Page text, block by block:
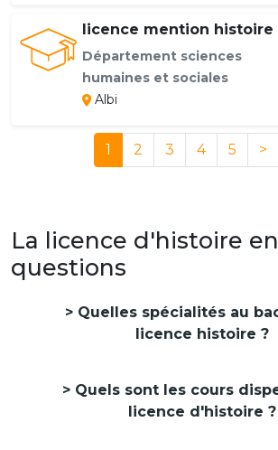
licence mention histoire
Département sciences
humaines et sociales
Albi
1 2 3 4 5 >
La licence d'histoire en
questions
Quelles spécialités au bac pour la
licence histoire ?
licence d'histoire ?